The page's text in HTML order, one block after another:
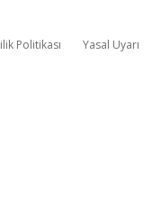
Politikası Yasal Uyarı